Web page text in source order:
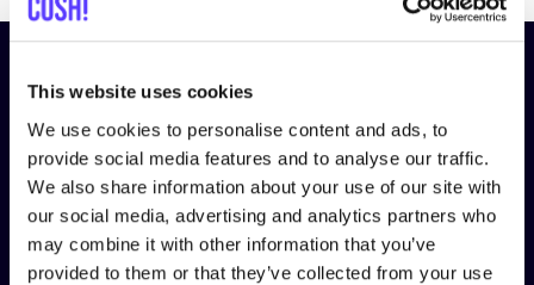
This website uses cookies
We use cookies to personalise content and ads, to
provide social media features and to analyse our traffic.
We also share information about your use of our site with
our social media, advertising and analytics partners who
may combine it with other information that you’ve
provided to them or that they’ve collected from your use
Abonniere unseren Newsletter
und bleibe auf dem Laufenden!
Vorname*
E-Mail-Adresse*